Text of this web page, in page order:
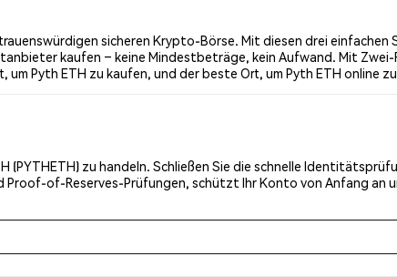
sicheren Krypto-Börse. Mit diesen drei einfachen
kaufen – keine Mindestbeträge, kein Aufwand. Mit
Pyth ETH zu kaufen, und der beste Ort, um Pyth ETH online
(PYTHETH) zu handeln. Schließen Sie die schnelle
of-Reserves-Prüfungen, schützt Ihr Konto von Anfang an